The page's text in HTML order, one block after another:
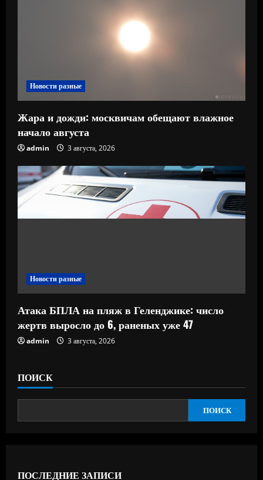
Новости разные
Жара и дожди: москвичам обещают влажное
начало августа
admin 3 августа, 2026
Новости разные
Атака БПЛА на пляж в Геленджике: число
жертв выросло до 6, раненых уже 47
admin 3 августа, 2026
ПОИСК
ПОИСК
ПОСЛЕДНИЕ ЗАПИСИ